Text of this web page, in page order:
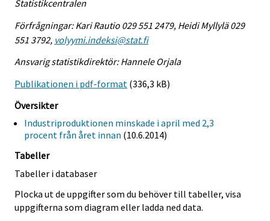
Statistikcentralen
Förfrågningar: Kari Rautio 029 551 2479, Heidi Myllylä 029
551 3792, volyymi.indeksi@stat.fi
Ansvarig statistikdirektör: Hannele Orjala
Publikationen i pdf-format (336,3 kB)
Översikter
Industriproduktionen minskade i april med 2,3
procent från året innan (10.6.2014)
Tabeller
Tabeller i databaser
Plocka ut de uppgifter som du behöver till tabeller, visa
uppgifterna som diagram eller ladda ned data.